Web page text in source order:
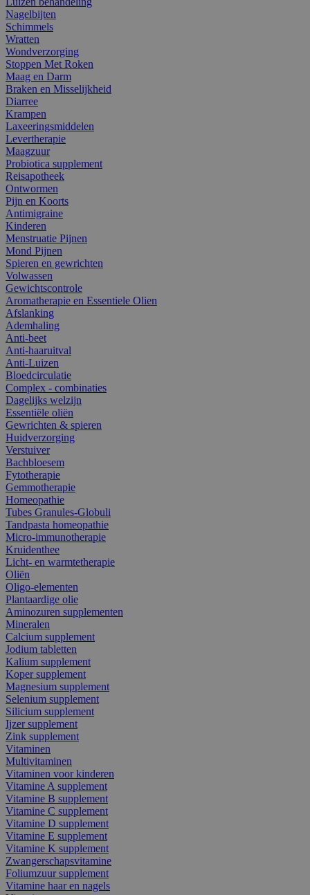
Nagelbijten
Schimmels
Wratten
Wondverzorging
Stoppen Met Roken
Maag en Darm
Braken en Misselijkheid
Diarree
Krampen
Laxeeringsmiddelen
Levertherapie
Maagzuur
Probiotica supplement
Reisapotheek
Ontwormen
Pijn en Koorts
Antimigraine
Kinderen
Menstruatie Pijnen
Mond Pijnen
Spieren en gewrichten
Volwassen
Gewichtscontrole
Aromatherapie en Essentiele Olien
Afslanking
Ademhaling
Anti-beet
Anti-haaruitval
Anti-Luizen
Bloedcirculatie
Complex - combinaties
Dagelijks welzijn
Essentiële oliën
Gewrichten & spieren
Huidverzorging
Verstuiver
Bachbloesem
Fytotherapie
Gemmotherapie
Homeopathie
Tubes Granules-Globuli
Tandpasta homeopathie
Micro-immunotherapie
Kruidenthee
Licht- en warmtetherapie
Oliën
Oligo-elementen
Plantaardige olie
Aminozuren supplementen
Mineralen
Calcium supplement
Jodium tabletten
Kalium supplement
Koper supplement
Magnesium supplement
Selenium supplement
Silicium supplement
Ijzer supplement
Zink supplement
Vitaminen
Multivitaminen
Vitaminen voor kinderen
Vitamine A supplement
Vitamine B supplement
Vitamine C supplement
Vitamine D supplement
Vitamine E supplement
Vitamine K supplement
Zwangerschapsvitamine
Foliumzuur supplement
Vitamine haar en nagels